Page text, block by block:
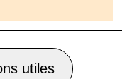
utiles